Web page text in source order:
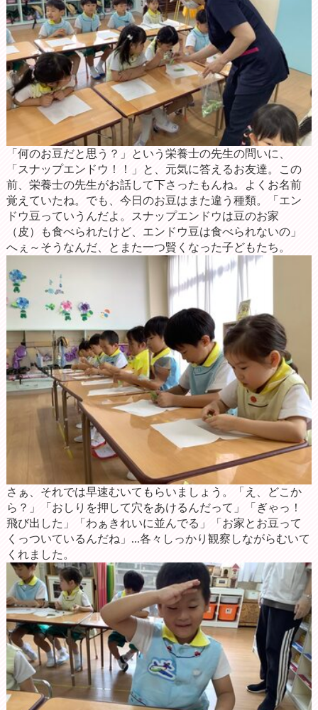
「何のお豆だと思う？」という栄養士の先生の問いに、
「スナップエンドウ！！」と、元気に答えるお友達。この
前、栄養士の先生がお話して下さったもんね。よくお名前
覚えていたね。でも、今日のお豆はまた違う種類。「エン
ドウ豆っていうんだよ。スナップエンドウは豆のお家
（皮）も食べられたけど、エンドウ豆は食べられないの」
へぇ～そうなんだ、とまた一つ賢くなった子どもたち。
さぁ、それでは早速むいてもらいましょう。「え、どこか
ら？」「おしりを押して穴をあけるんだって」「ぎゃっ！
飛び出した」「わぁきれいに並んでる」「お家とお豆って
くっついているんだね」...各々しっかり観察しながらむいて
くれました。